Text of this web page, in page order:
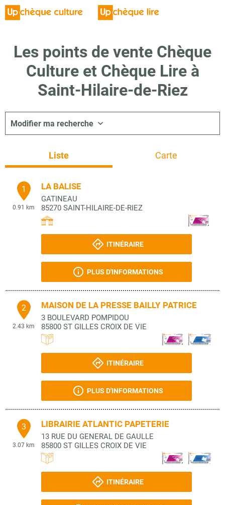
Les points de vente Chèque
Culture et Chèque Lire à
Saint-Hilaire-de-Riez
Modifier ma recherche
Liste Carte
1
0.91 km
LA BALISE
GATINEAU
85270 SAINT-HILAIRE-DE-RIEZ
ITINÉRAIRE
PLUS D'INFORMATIONS
2
2.43 km
MAISON DE LA PRESSE BAILLY PATRICE
3 BOULEVARD POMPIDOU
85800 ST GILLES CROIX DE VIE
ITINÉRAIRE
PLUS D'INFORMATIONS
3
3.07 km
LIBRAIRIE ATLANTIC PAPETERIE
13 RUE DU GENERAL DE GAULLE
85800 ST GILLES CROIX DE VIE
ITINÉRAIRE